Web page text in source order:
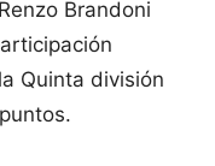
Brandoni
Quinta división